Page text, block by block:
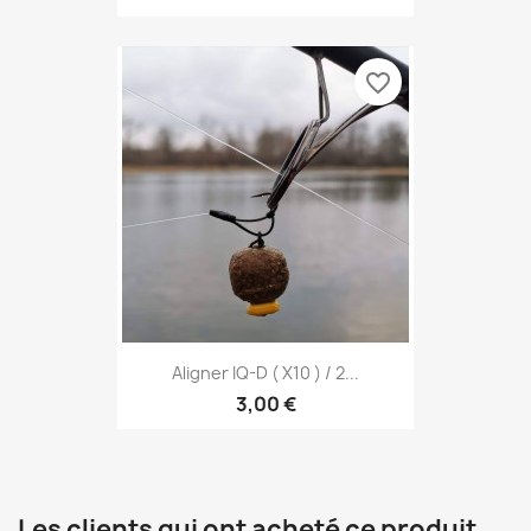
Aligner IQ-D ( X10 ) / 2...
3,00 €
favorite_border